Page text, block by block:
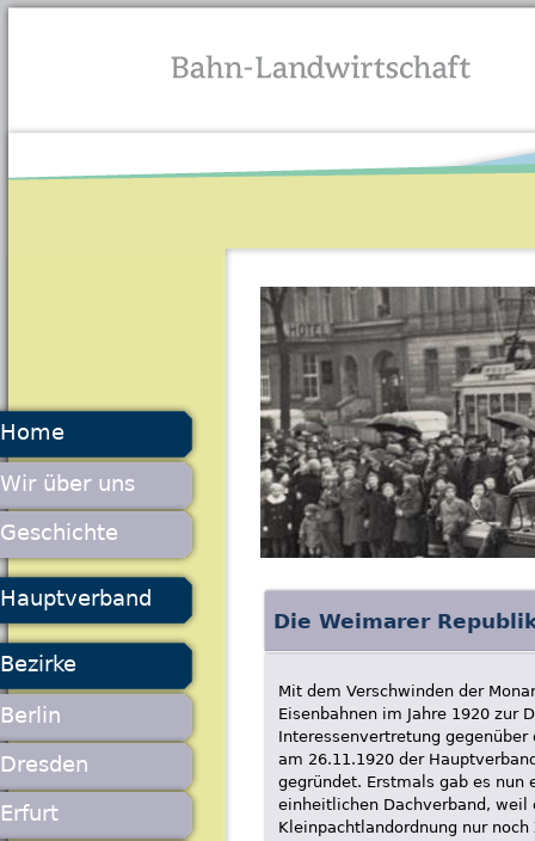
Jump to navigation
Die Weimarer
Mit dem Verschwinden der
Eisenbahnen im Jahre 1920 zur
Interessenvertretung
am 26.11.1920 der
gegründet. Erstmals gab es nun
einheitlichen Dachverband, weil
Kleinpachtlandordnung nur
Home
Wir über uns
Geschichte
Hauptverband
Bezirke
Berlin
Dresden
Erfurt